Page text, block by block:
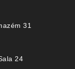
31
24